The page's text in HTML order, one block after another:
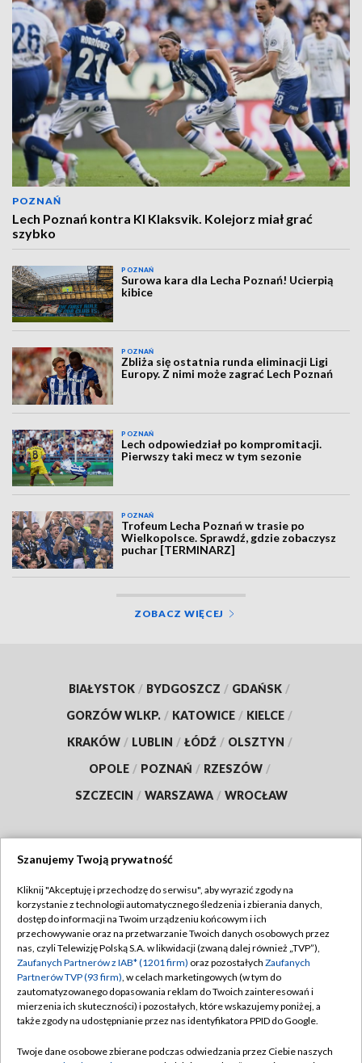
POZNAŃ
Lech Poznań kontra KI Klaksvik. Kolejorz miał grać
szybko
POZNAŃ
Surowa kara dla Lecha Poznań! Ucierpią
kibice
POZNAŃ
Zbliża się ostatnia runda eliminacji Ligi
Europy. Z nimi może zagrać Lech Poznań
POZNAŃ
Lech odpowiedział po kompromitacji.
Pierwszy taki mecz w tym sezonie
POZNAŃ
Trofeum Lecha Poznań w trasie po
Wielkopolsce. Sprawdź, gdzie zobaczysz
puchar [TERMINARZ]
ZOBACZ WIĘCEJ
BIAŁYSTOK / BYDGOSZCZ / GDAŃSK /
GORZÓW WLKP. / KATOWICE / KIELCE /
KRAKÓW / LUBLIN / ŁÓDŹ / OLSZTYN /
OPOLE / POZNAŃ / RZESZÓW /
SZCZECIN / WARSZAWA / WROCŁAW
TVP
Abonament TVP
Emisja w TVP
Centrum informacji TVP
Naziemna Telewizja Cyfrowa
Regulamin TVP
Polityka prywatności
Moje zgody
Pomoc
Szanujemy Twoją prywatność
Kliknij "Akceptuję i przechodzę do serwisu", aby wyrazić zgody na
korzystanie z technologii automatycznego śledzenia i zbierania danych,
dostęp do informacji na Twoim urządzeniu końcowym i ich
przechowywanie oraz na przetwarzanie Twoich danych osobowych przez
nas, czyli Telewizję Polską S.A. w likwidacji (zwaną dalej również „TVP”),
Zaufanych Partnerów z IAB* (1201 firm) oraz pozostałych Zaufanych
Partnerów TVP (93 firm), w celach marketingowych (w tym do
zautomatyzowanego dopasowania reklam do Twoich zainteresowań i
mierzenia ich skuteczności) i pozostałych, które wskazujemy poniżej, a
także zgody na udostępnianie przez nas identyfikatora PPID do Google.
Twoje dane osobowe zbierane podczas odwiedzania przez Ciebie naszych